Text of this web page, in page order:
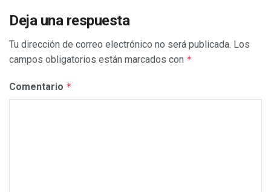
Deja una respuesta
Tu dirección de correo electrónico no será publicada. Los
campos obligatorios están marcados con *
Comentario *